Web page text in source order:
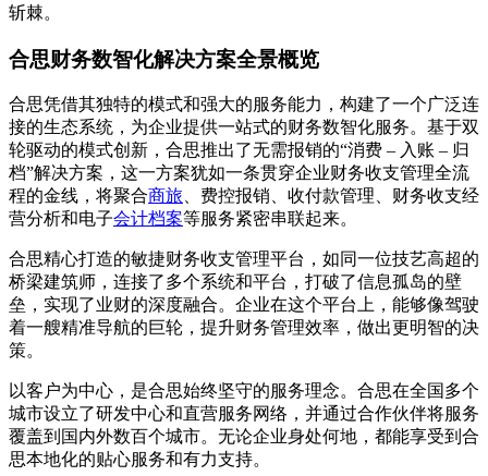
斩棘。
合思财务数智化解决方案全景概览
合思凭借其独特的模式和强大的服务能力，构建了一个广泛连
接的生态系统，为企业提供一站式的财务数智化服务。基于双
轮驱动的模式创新，合思推出了无需报销的“消费 – 入账 – 归
档”解决方案，这一方案犹如一条贯穿企业财务收支管理全流
程的金线，将聚合商旅 、费控报销、收付款管理、财务收支经
营分析和电子会计档案等服务紧密串联起来。
合思精心打造的敏捷财务收支管理平台，如同一位技艺高超的
桥梁建筑师，连接了多个系统和平台，打破了信息孤岛的壁
垒，实现了业财的深度融合。企业在这个平台上，能够像驾驶
着一艘精准导航的巨轮，提升财务管理效率，做出更明智的决
策。
以客户为中心，是合思始终坚守的服务理念。合思在全国多个
城市设立了研发中心和直营服务网络，并通过合作伙伴将服务
覆盖到国内外数百个城市。无论企业身处何地，都能享受到合
思本地化的贴心服务和有力支持。